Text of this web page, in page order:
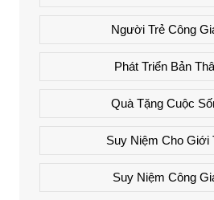
Người Trẻ Công
Phát Triển Bản
Quà Tặng Cuộc
Suy Niệm Cho Giới
Suy Niệm Công